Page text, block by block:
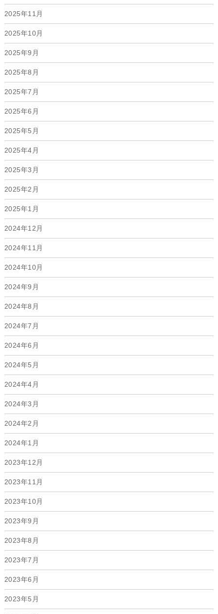
2025年11月
2025年10月
2025年9月
2025年8月
2025年7月
2025年6月
2025年5月
2025年4月
2025年3月
2025年2月
2025年1月
2024年12月
2024年11月
2024年10月
2024年9月
2024年8月
2024年7月
2024年6月
2024年5月
2024年4月
2024年3月
2024年2月
2024年1月
2023年12月
2023年11月
2023年10月
2023年9月
2023年8月
2023年7月
2023年6月
2023年5月